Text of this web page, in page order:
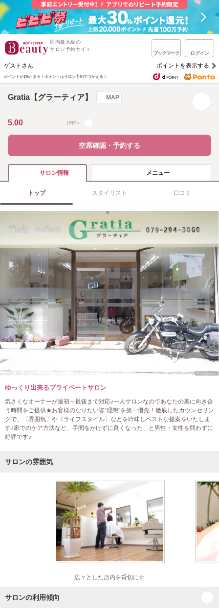
国内最大級の
サロン予約サイト
ブックマーク ログイン
ゲストさん ポイントを表示する
ポイントが1%たまる！ ポイントはサロン予約でつかえる！
Gratia【グラーティア】 MAP
5.00 （3件）
空席確認・予約する
サロン情報 メニュー
トップ スタイリスト 口コミ
ゆっくり出来るプライベートサロン
気さくなオーナーが最初～最後まで対応♪一人サロンなのであなたの美に向き合
う時間をご提供★お客様のなりたい姿“理想”を第一優先！徹底したカウンセリン
グで、〔雰囲気〕や〔ライフスタイル〕などを吟味しベストな提案をいたしま
す♪家でのケア方法など、手間をかけずに良くなった、と男性・女性を問わずに
好評です♪
サロンの雰囲気
広々とした店内を貸切に☆
サロンの利用傾向